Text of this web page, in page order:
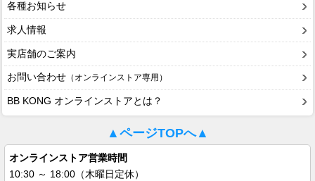
各種お知らせ
求人情報
実店舗のご案内
お問い合わせ （オンラインストア専用）
BB KONG オンラインストアとは？
▲ページTOPへ▲
オンラインストア営業時間
10:30 ～ 18:00（木曜日定休）